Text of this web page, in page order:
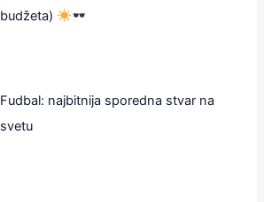
budžeta)
Fudbal: najbitnija sporedna stvar na
svetu